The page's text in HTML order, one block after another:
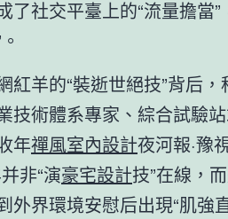
了社交平臺上的“流量擔當”
紅羊的“裝逝世絕技”背后
技術體系專家、綜合試驗
年禪風室內設計夜河報·豫
非“演豪宅設計技”在線，
外界環境安慰后出現“肌強